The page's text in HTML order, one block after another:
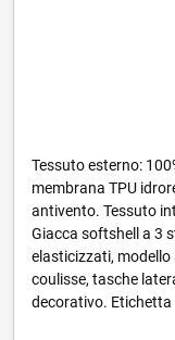
Tessuto esterno:
membrana TPU
antivento. Tessuto
Giacca softshell a 3
elasticizzati, modello
coulisse, tasche
decorativo.